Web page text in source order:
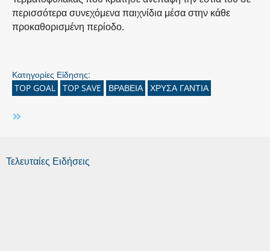
περισσότερα συνεχόμενα παιχνίδια μέσα στην κάθε
προκαθορισμένη περίοδο.
Κατηγορίες Είδησης:
TOP GOAL
TOP SAVE ΒΡΑΒΕΙΑ ΧΡΥΣΑ ΓΑΝΤΙΑ
Τελευταίες Ειδήσεις